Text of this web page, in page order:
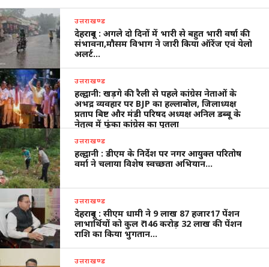
उत्तराखण्ड
देहरादून : अगले दो दिनों में भारी से बहुत भारी वर्षा की
संभावना,मौसम विभाग ने जारी किया ऑरेंज एवं येलो
अलर्ट…
उत्तराखण्ड
हल्द्वानी: खड़गे की रैली से पहले कांग्रेस नेताओं के
अभद्र व्यवहार पर BJP का हल्लाबोल, जिलाध्यक्ष
प्रताप बिष्ट और मंडी परिषद अध्यक्ष अनिल डब्बू के
नेतृत्व में फूंका कांग्रेस का पुतला
उत्तराखण्ड
हल्द्वानी : डीएम के निर्देश पर नगर आयुक्त परितोष
वर्मा ने चलाया विशेष स्वच्छता अभियान…
उत्तराखण्ड
देहरादून : सीएम धामी ने 9 लाख 87 हजार17 पेंशन
लाभार्थियों को कुल ₹ 146 करोड़ 32 लाख की पेंशन
राशि का किया भुगतान…
उत्तराखण्ड